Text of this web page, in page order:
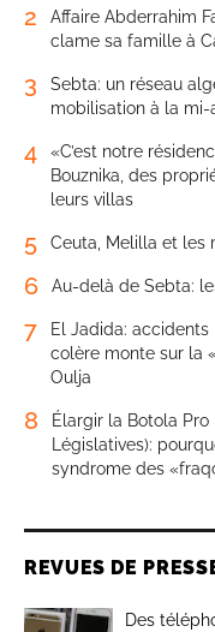
2
Affaire Abderrahim
clame sa famille à
3
Sebta: un réseau
mobilisation à la mi-
4
«C’est notre
Bouznika, des
leurs villas
5 Ceuta, Melilla et les
6 Au-delà de Sebta:
7
El Jadida:
colère monte sur la
Oulja
8
Élargir la Botola
Législatives):
syndrome des
REVUES DE
Des